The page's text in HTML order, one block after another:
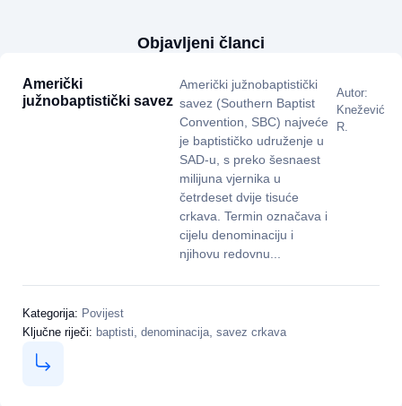
Objavljeni članci
Američki
južnobaptistički savez
Američki južnobaptistički
savez (Southern Baptist
Convention, SBC) najveće
je baptističko udruženje u
SAD-u, s preko šesnaest
milijuna vjernika u
četrdeset dvije tisuće
crkava. Termin označava i
cijelu denominaciju i
njihovu redovnu...
Autor:
Knežević
R.
Kategorija: Povijest
Ključne riječi: baptisti denominacija savez crkava